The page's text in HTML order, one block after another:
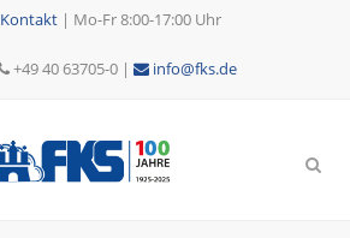
Kontakt | Mo-Fr 8:00-17:00 Uhr
+49 40 63705-0 | info@fks.de